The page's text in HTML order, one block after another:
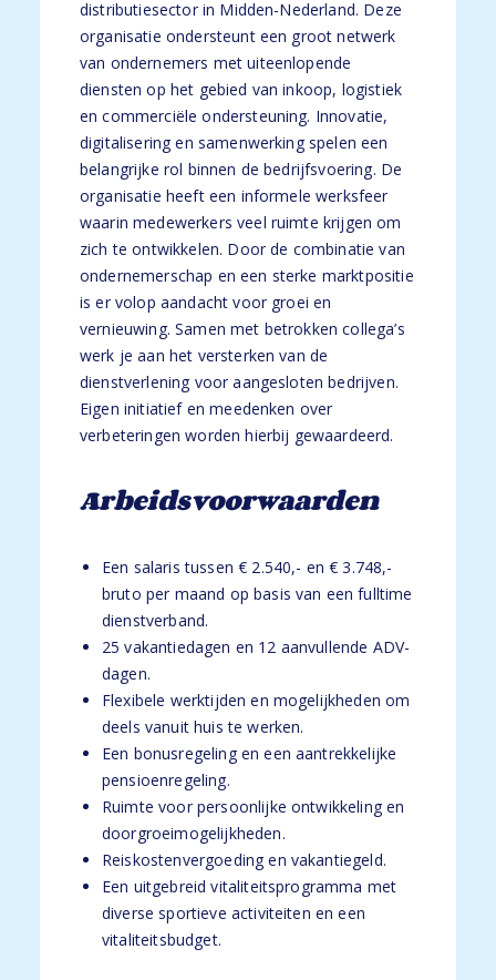
distributiesector in Midden-Nederland. Deze
organisatie ondersteunt een groot netwerk
van ondernemers met uiteenlopende
diensten op het gebied van inkoop, logistiek
en commerciële ondersteuning. Innovatie,
digitalisering en samenwerking spelen een
belangrijke rol binnen de bedrijfsvoering. De
organisatie heeft een informele werksfeer
waarin medewerkers veel ruimte krijgen om
zich te ontwikkelen. Door de combinatie van
ondernemerschap en een sterke marktpositie
is er volop aandacht voor groei en
vernieuwing. Samen met betrokken collega’s
werk je aan het versterken van de
dienstverlening voor aangesloten bedrijven.
Eigen initiatief en meedenken over
verbeteringen worden hierbij gewaardeerd.
Arbeidsvoorwaarden
Een salaris tussen € 2.540,- en € 3.748,-
bruto per maand op basis van een fulltime
dienstverband.
25 vakantiedagen en 12 aanvullende ADV-
dagen.
Flexibele werktijden en mogelijkheden om
deels vanuit huis te werken.
Een bonusregeling en een aantrekkelijke
pensioenregeling.
Ruimte voor persoonlijke ontwikkeling en
doorgroeimogelijkheden.
Reiskostenvergoeding en vakantiegeld.
Een uitgebreid vitaliteitsprogramma met
diverse sportieve activiteiten en een
vitaliteitsbudget.